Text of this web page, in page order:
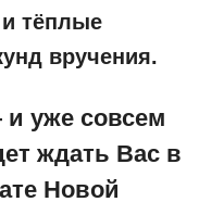
тёплые
вручения.
уже совсем
ждать Вас в
Новой